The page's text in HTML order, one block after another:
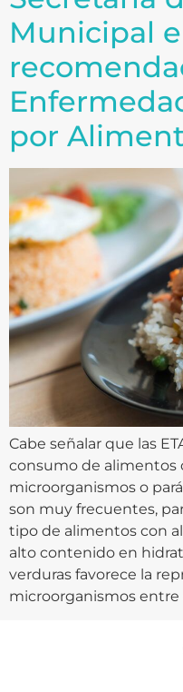
Municipal
por
Cabe señalar que las
consumo de alimentos
microorganismos o
son muy frecuentes,
tipo de alimentos con
alto contenido en
verduras favorece la
microorganismos entre